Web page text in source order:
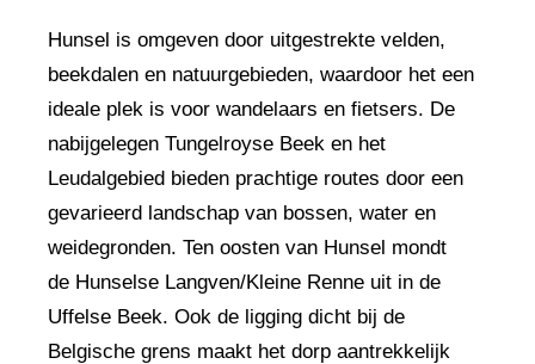
Hunsel is omgeven door uitgestrekte velden,
beekdalen en natuurgebieden, waardoor het een
ideale plek is voor wandelaars en fietsers. De
nabijgelegen Tungelroyse Beek en het
Leudalgebied bieden prachtige routes door een
gevarieerd landschap van bossen, water en
weidegronden. Ten oosten van Hunsel mondt
de Hunselse Langven/Kleine Renne uit in de
Uffelse Beek. Ook de ligging dicht bij de
Belgische grens maakt het dorp aantrekkelijk